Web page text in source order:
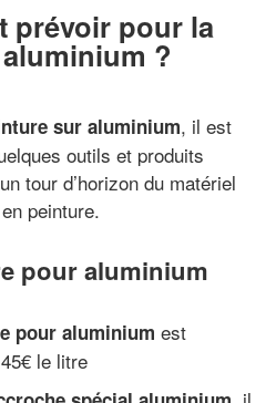
prévoir pour la
?
sur aluminium, il est
outils et produits
tour d’horizon du matériel
peinture.
pour aluminium
pour aluminium est
le litre